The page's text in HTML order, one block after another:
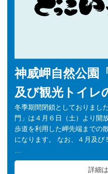
神威岬自然公園
及び観光トイレ
冬季期間閉鎖としておりまし
門」は４月６日（土）より開
歩道を利用した岬先端までの
になります。 なお、４月及
詳細